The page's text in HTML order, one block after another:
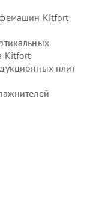
Kitfort
Kitfort
плит